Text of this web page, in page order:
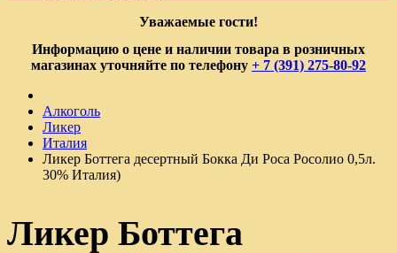
Уважаемые гости!
Информацию о цене и наличии товара в розничных
магазинах уточняйте по телефону + 7 (391) 275-80-92
Алкоголь
Ликер
Италия
Ликер Боттега десертный Бокка Ди Роса Росолио 0,5л.
30% Италия)
Ликер Боттега